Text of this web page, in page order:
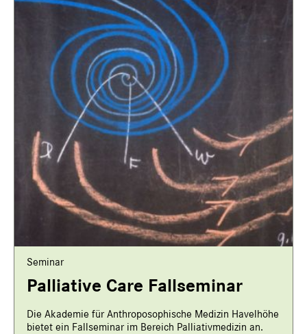
Seminar
Palliative Care Fallseminar
Die Akademie für Anthroposophische Medizin Havelhöhe
bietet ein Fallseminar im Bereich Palliativmedizin an.